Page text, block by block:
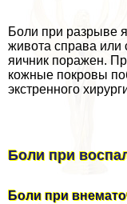
Боли при разрыве
живота справа или
яичник поражен.
кожные покровы
экстренного
Боли при
Боли при